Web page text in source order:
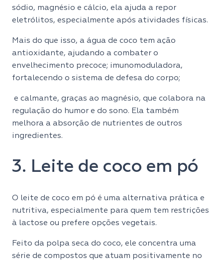
sódio, magnésio e cálcio, ela ajuda a repor
eletrólitos, especialmente após atividades físicas.
Mais do que isso, a água de coco tem ação
antioxidante, ajudando a combater o
envelhecimento precoce; imunomoduladora,
fortalecendo o sistema de defesa do corpo;
e calmante, graças ao magnésio, que colabora na
regulação do humor e do sono. Ela também
melhora a absorção de nutrientes de outros
ingredientes.
3. Leite de coco em pó
O leite de coco em pó é uma alternativa prática e
nutritiva, especialmente para quem tem restrições
à lactose ou prefere opções vegetais.
Feito da polpa seca do coco, ele concentra uma
série de compostos que atuam positivamente no